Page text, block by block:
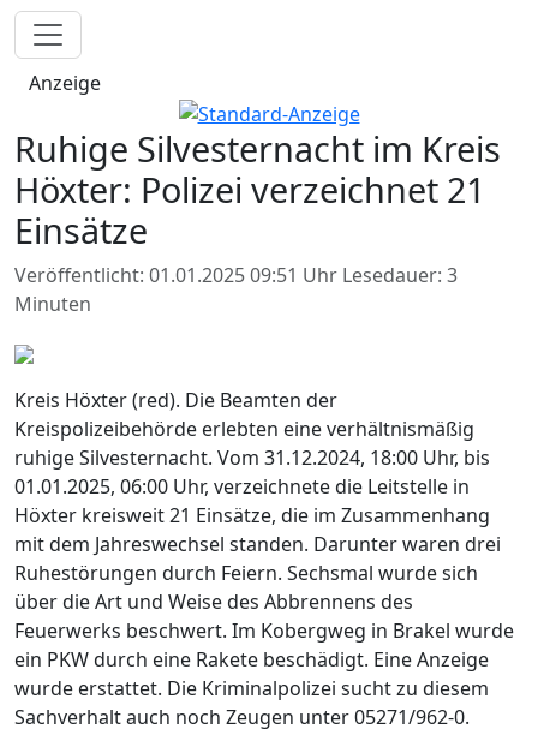
Anzeige
Ruhige Silvesternacht im Kreis
Höxter: Polizei verzeichnet 21
Einsätze
Veröffentlicht: 01.01.2025 09:51 Uhr Lesedauer: 3
Minuten
Kreis Höxter (red). Die Beamten der
Kreispolizeibehörde erlebten eine verhältnismäßig
ruhige Silvesternacht. Vom 31.12.2024, 18:00 Uhr, bis
01.01.2025, 06:00 Uhr, verzeichnete die Leitstelle in
Höxter kreisweit 21 Einsätze, die im Zusammenhang
mit dem Jahreswechsel standen. Darunter waren drei
Ruhestörungen durch Feiern. Sechsmal wurde sich
über die Art und Weise des Abbrennens des
Feuerwerks beschwert. Im Kobergweg in Brakel wurde
ein PKW durch eine Rakete beschädigt. Eine Anzeige
wurde erstattet. Die Kriminalpolizei sucht zu diesem
Sachverhalt auch noch Zeugen unter 05271/962-0.